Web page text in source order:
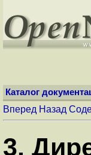
Каталог
Вперед Назад
3.